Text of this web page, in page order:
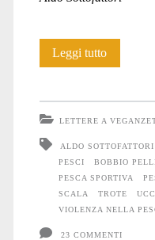
Leggi tuttoI
LETTERE A
ALDO SOTTOFATTORI
PESCI
BOBBIO
PESCA SPORTIVA
SCALA
TROTE
VIOLENZA NELLA
23 COMMENTI